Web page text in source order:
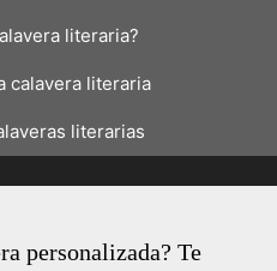
literaria?
calavera literaria
literarias
personalizada? Te